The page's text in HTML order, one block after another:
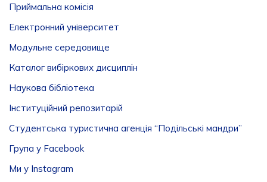
Приймальна комісія
Електронний університет
Модульне середовище
Каталог вибіркових дисциплін
Наукова бібліотека
Інституційний репозитарій
Студентська туристична агенція “Подільські мандри”
Група у Facebook
Ми у Instagram